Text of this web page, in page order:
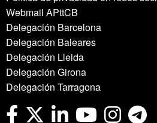
Webmail APttCB
Delegación Barcelona
Delegación Baleares
Delegación Lleida
Delegación Girona
Delegación Tarragona